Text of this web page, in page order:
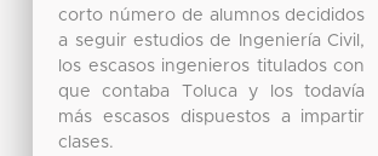
corto número de alumnos decididos
a seguir estudios de Ingeniería Civil,
los escasos ingenieros titulados con
que contaba Toluca y los todavía
más escasos dispuestos a impartir
clases.